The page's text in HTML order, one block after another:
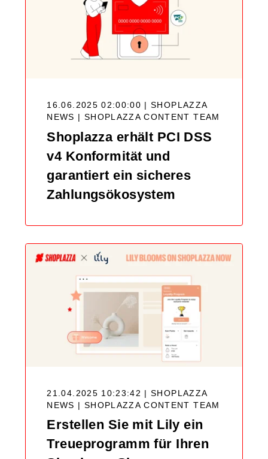
16.06.2025 02:00:00 | SHOPLAZZA
NEWS | SHOPLAZZA CONTENT TEAM
Shoplazza erhält PCI DSS
v4 Konformität und
garantiert ein sicheres
Zahlungsökosystem
21.04.2025 10:23:42 | SHOPLAZZA
NEWS | SHOPLAZZA CONTENT TEAM
Erstellen Sie mit Lily ein
Treueprogramm für Ihren